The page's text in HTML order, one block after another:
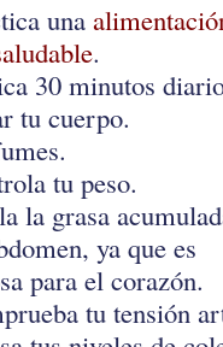
una
.
30 minutos
tu cuerpo.
tu peso.
la grasa
ya que es
para el corazón.
tu tensión